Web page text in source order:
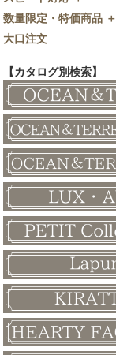
紅茶＆コーヒー
和風プチギフト
その他
メッセージパズル
似顔絵
和風ボード
ブーケプルズ
結婚証明書
その他
サクラ
クローバー
クリスマス
バレンタイン
ホワイトデー
母の日
父の日
敬老の日
スピード対応
即日お急ぎ発送
数量限定・特価商品 ＋
数量限定・特価商品
大口注文
【カタログ別検索】